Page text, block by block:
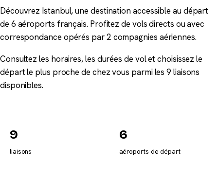
Découvrez Istanbul, une destination accessible au départ
de 6 aéroports français. Profitez de vols directs ou avec
correspondance opérés par 2 compagnies aériennes.
Consultez les horaires, les durées de vol et choisissez le
départ le plus proche de chez vous parmi les 9 liaisons
disponibles.
9
liaisons
6
aéroports de départ